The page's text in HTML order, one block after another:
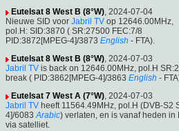
Eutelsat 8 West B (8°W), 2024-07-04
Nieuwe SID voor Jabril TV op 12646.00MHz,
pol.H: SID:3870 ( SR:27500 FEC:7/8
PID:3872[MPEG-4]/3873 English - FTA).
Eutelsat 8 West B (8°W), 2024-07-03
Jabril TV is back on 12646.00MHz, pol.H
break ( PID:3862[MPEG-4]/3863 English -
Eutelsat 7 West A (7°W), 2024-07-03
Jabril TV heeft 11564.49MHz, pol.H (DVB-S2
4]/6083 Arabic) verlaten, en is vanaf heden
via satelliet.